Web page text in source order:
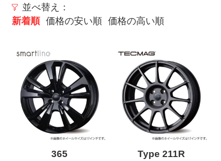
並べ替え：
新着順 価格の安い順 価格の高い順
365 Type 211R